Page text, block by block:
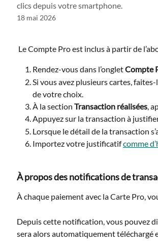
clics depuis votre smartphone.
18 mai 2026
Le Compte Pro est inclus à partir de
Rendez-vous dans l’onglet Compte
Si vous avez plusieurs cartes,
de votre choix.
À la section Transaction réalisées,
Appuyez sur la transaction à
Lorsque le détail de la transaction
Importez votre justificatif comme
À propos des notifications de
À chaque paiement avec la Carte Pro,
Depuis cette notification, vous pouvez
sera alors automatiquement téléchargé